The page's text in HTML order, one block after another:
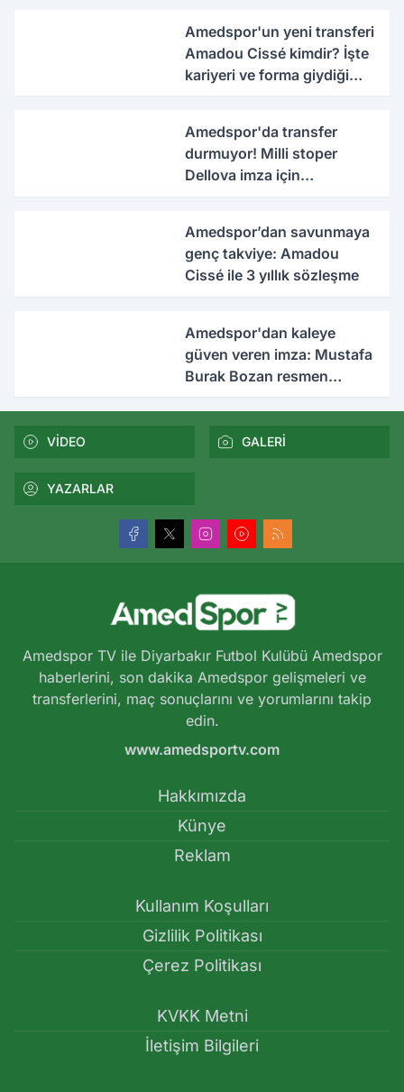
Amedspor'un yeni transferi
Amadou Cissé kimdir? İşte
kariyeri ve forma giydiği
Amedspor'da transfer
durmuyor! Milli stoper
Dellova imza için
Amedspor’dan savunmaya
genç takviye: Amadou
Cissé ile 3 yıllık sözleşme
Amedspor'dan kaleye
güven veren imza: Mustafa
Burak Bozan resmen
VİDEO GALERİ
YAZARLAR
Amedspor TV ile Diyarbakır Futbol Kulübü Amedspor
haberlerini, son dakika Amedspor gelişmeleri ve
transferlerini, maç sonuçlarını ve yorumlarını takip
edin.
www.amedsportv.com
Hakkımızda
Künye
Reklam
Kullanım Koşulları
Gizlilik Politikası
Çerez Politikası
KVKK Metni
İletişim Bilgileri